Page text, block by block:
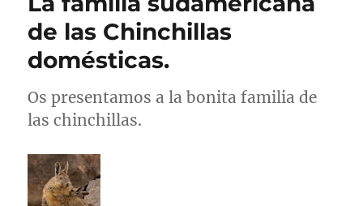
de las Chinchillas
domésticas.
Os presentamos a la bonita familia de
las chinchillas.